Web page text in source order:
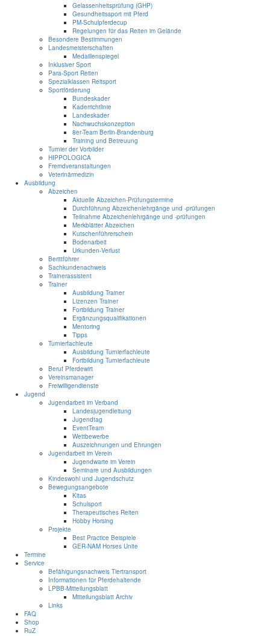
Gelassenheitsprüfung (GHP)
Gesundheitssport mit Pferd
PM-Schulpferdecup
Regelungen für das Reiten im Gelände
Besondere Bestimmungen
Landesmeisterschaften
Medaillenspiegel
Inklusiver Sport
Para-Sport Reiten
Spezialklassen Reitsport
Sportförderung
Bundeskader
Kaderrichtlinie
Landeskader
Nachwuchskonzeption
8er-Team Berlin-Brandenburg
Training und Betreuung
Turnier der Vorbilder
HIPPOLOGICA
Fremdveranstaltungen
Veterinärmedizin
Ausbildung
Abzeichen
Aktuelle Abzeichen-Prüfungstermine
Durchführung Abzeichenlehrgänge und -prüfungen
Teilnahme Abzeichenlehrgänge und -prüfungen
Merkblätter Abzeichen
Kutschenführerschein
Bodenarbeit
Urkunden-Verlust
Berittführer
Sachkundenachweis
Trainerassistent
Trainer
Ausbildung Trainer
Lizenzen Trainer
Fortbildung Trainer
Ergänzungsqualifikationen
Mentoring
Tipps
Turnierfachleute
Ausbildung Turnierfachleute
Fortbildung Turnierfachleute
Beruf Pferdewirt
Vereinsmanager
Freiwilligendienste
Jugend
Jugendarbeit im Verband
Landesjugendleitung
Jugendtag
EventTeam
Wettbewerbe
Auszeichnungen und Ehrungen
Jugendarbeit im Verein
Jugendwarte im Verein
Seminare und Ausbildungen
Kindeswohl und Jugendschutz
Bewegungsangebote
Kitas
Schulsport
Therapeutisches Reiten
Hobby Horsing
Projekte
Best Practice Beispiele
GER-NAM Horses Unite
Termine
Service
Befähigungsnachweis Tiertransport
Informationen für Pferdehaltende
LPBB-Mitteilungsblatt
Mitteilungsblatt Archiv
Links
FAQ
Shop
RuZ